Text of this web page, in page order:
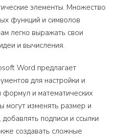
элементы. Множество
функций и символов
легко выражать свои
и вычисления.
Word предлагает
для настройки и
и математических
могут изменять размер и
подписи и ссылки
создавать сложные